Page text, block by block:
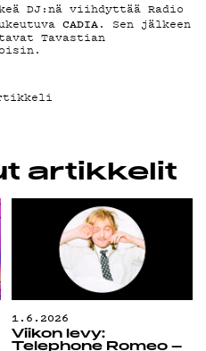
DJ:nä viihdyttää Radio
CADIA. Sen jälkeen
Tavastian
artikkelit
1.6.2026
Viikon levy:
Telephone Romeo –